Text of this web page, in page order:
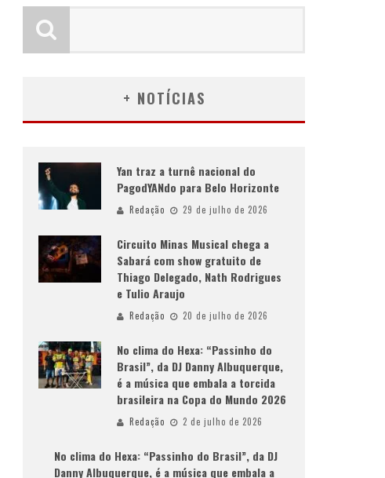
+ NOTÍCIAS
Yan traz a turnê nacional do
PagodYANdo para Belo Horizonte
Redação 29 de julho de 2026
Circuito Minas Musical chega a
Sabará com show gratuito de
Thiago Delegado, Nath Rodrigues
e Tulio Araujo
Redação 20 de julho de 2026
No clima do Hexa: “Passinho do
Brasil”, da DJ Danny Albuquerque,
é a música que embala a torcida
brasileira na Copa do Mundo 2026
Redação 2 de julho de 2026
No clima do Hexa: “Passinho do Brasil”, da DJ
Danny Albuquerque, é a música que embala a